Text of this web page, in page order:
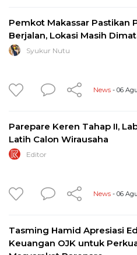
Pemkot Makassar Pastikan
Berjalan, Lokasi Masih
Syukur Nutu
News - 06
Parepare Keren Tahap II,
Latih Calon Wirausaha
Editor
News - 06
Tasming Hamid Apresiasi
Keuangan OJK untuk